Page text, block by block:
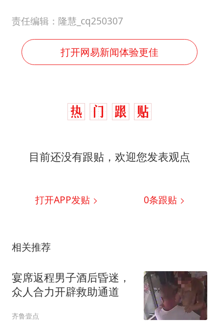
责任编辑：隆慧_cq250307
打开网易新闻体验更佳
目前还没有跟贴，欢迎您发表观点
打开APP发贴 0条跟贴
相关推荐
宴席返程男子酒后昏迷，
众人合力开辟救助通道
齐鲁壹点